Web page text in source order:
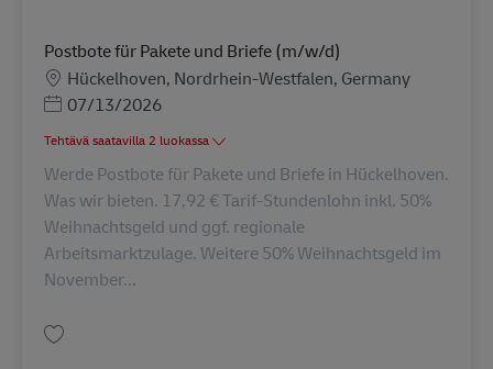
Postbote für Pakete und Briefe (m/w/d)
SijaintiHückelhoven, Nordrhein-Westfalen, Germany
Posted Date
07/13/2026
Tehtävä saatavilla 2 luokassa
Werde Postbote für Pakete und Briefe in Hückelhoven.
Was wir bieten. 17,92 € Tarif-Stundenlohn inkl. 50%
Weihnachtsgeld und ggf. regionale
Arbeitsmarktzulage. Weitere 50% Weihnachtsgeld im
November...